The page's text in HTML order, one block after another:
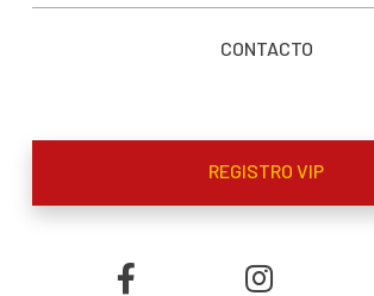
CONTACTO
REGISTRO VIP